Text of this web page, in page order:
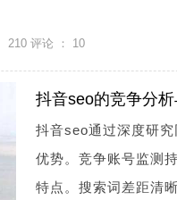
210 评论 ： 10
抖音seo的竞争分
抖音seo通过深度研
优势。竞争账号监测
特点。搜索词差距清